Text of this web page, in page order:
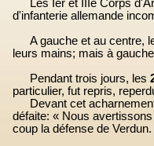
Les Ier et IIIe Corps
d'infanterie allemande
A gauche et au centre,
leurs mains; mais à
Pendant trois jours, les
particulier, fut repris,
Devant cet
défaite: « Nous
coup la défense de